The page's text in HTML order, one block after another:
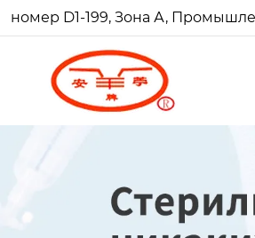
номер D1-199, Зона А,